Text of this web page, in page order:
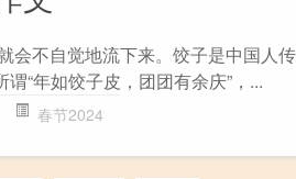
会不自觉地流下来。饺子是中国人
“年如饺子皮，团团有余庆”，...
春节2024